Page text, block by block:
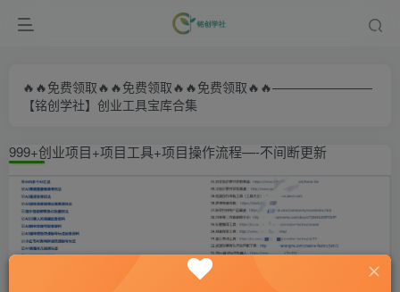
🔥🔥免费领取🔥🔥免费领取🔥🔥免费领取🔥🔥————————
【铭创学社】创业工具宝库合集
999+创业项目+项目工具+项目操作流程—-不间断更新